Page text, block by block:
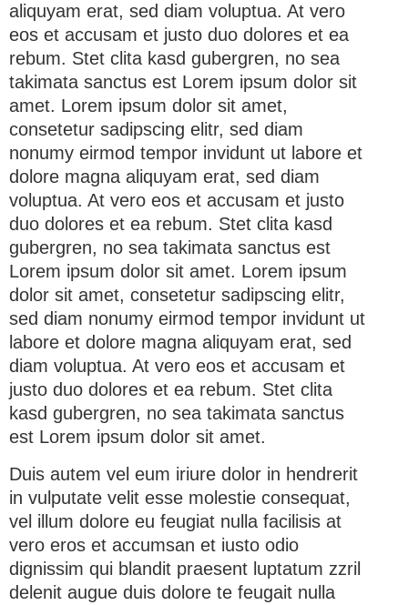
aliquyam erat, sed diam voluptua. At vero
eos et accusam et justo duo dolores et ea
rebum. Stet clita kasd gubergren, no sea
takimata sanctus est Lorem ipsum dolor sit
amet. Lorem ipsum dolor sit amet,
consetetur sadipscing elitr, sed diam
nonumy eirmod tempor invidunt ut labore et
dolore magna aliquyam erat, sed diam
voluptua. At vero eos et accusam et justo
duo dolores et ea rebum. Stet clita kasd
gubergren, no sea takimata sanctus est
Lorem ipsum dolor sit amet. Lorem ipsum
dolor sit amet, consetetur sadipscing elitr,
sed diam nonumy eirmod tempor invidunt ut
labore et dolore magna aliquyam erat, sed
diam voluptua. At vero eos et accusam et
justo duo dolores et ea rebum. Stet clita
kasd gubergren, no sea takimata sanctus
est Lorem ipsum dolor sit amet.
Duis autem vel eum iriure dolor in hendrerit
in vulputate velit esse molestie consequat,
vel illum dolore eu feugiat nulla facilisis at
vero eros et accumsan et iusto odio
dignissim qui blandit praesent luptatum zzril
delenit augue duis dolore te feugait nulla